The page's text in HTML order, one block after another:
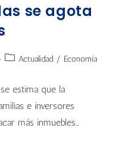
se agota
Actualidad / Economía
estima que la
e inversores
más inmuebles…